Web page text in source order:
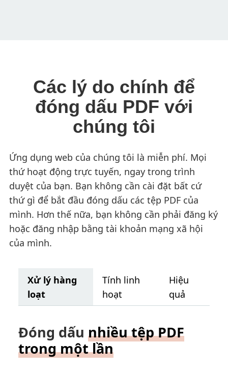
Các lý do chính để
đóng dấu PDF với
chúng tôi
Ứng dụng web của chúng tôi là miễn phí. Mọi
thứ hoạt động trực tuyến, ngay trong trình
duyệt của bạn. Bạn không cần cài đặt bất cứ
thứ gì để bắt đầu đóng dấu các tệp PDF của
mình. Hơn thế nữa, bạn không cần phải đăng ký
hoặc đăng nhập bằng tài khoản mạng xã hội
của mình.
Xử lý hàng
loạt
Tính linh
hoạt
Hiệu
quả
Đóng dấu nhiều tệp PDF
trong một lần